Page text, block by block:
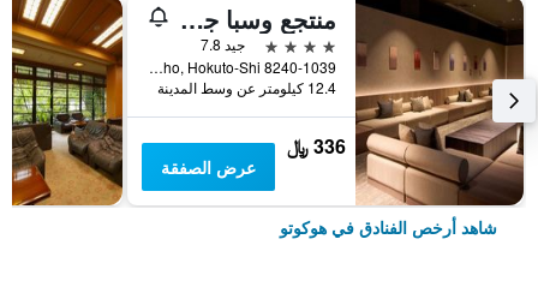
منتجع وسبا جراند ميركيور ياتسوجاتاكي
4 نجوم
جيد 7.8
8240-1039 Nishiide, Oizumi-Cho, Hokuto-Shi, هوكوتو, اليابان
12.4 كيلومتر عن وسط المدينة
336 ﷼
عرض الصفقة
شاهد أرخص الفنادق في هوكوتو